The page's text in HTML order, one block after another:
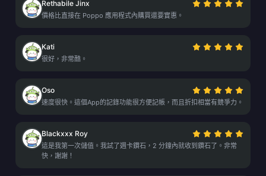
Rethabile Jinx
價格比直接在 Poppo 應用程式內購買還要實惠。
Kati
很好，非常酷。
Oso
速度很快。這個App的記錄功能很方便記帳，而且折扣相當有競爭力。
Blackxxx Roy
這是我第一次儲值。我試了週卡鑽石，2 分鐘內就收到鑽石了。非常
快，謝謝！